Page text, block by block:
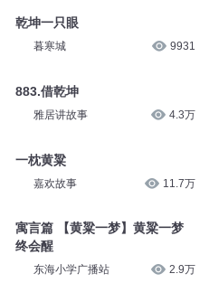
乾坤一只眼
暮寒城 9931
883.借乾坤
雅居讲故事 4.3万
一枕黄粱
嘉欢故事 11.7万
寓言篇 【黄粱一梦】黄粱一梦
终会醒
东海小学广播站 2.9万